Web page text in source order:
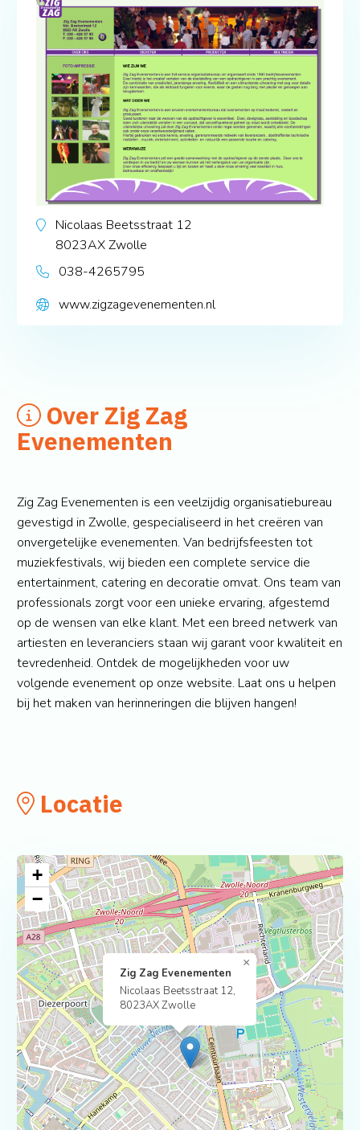
Nicolaas Beetsstraat 12
8023AXZwolle
038-4265795
www.zigzagevenementen.nl
Over Zig Zag
Evenementen
Zig Zag Evenementen is een veelzijdig organisatiebureau
gevestigd in Zwolle, gespecialiseerd in het creëren van
onvergetelijke evenementen. Van bedrijfsfeesten tot
muziekfestivals, wij bieden een complete service die
entertainment, catering en decoratie omvat. Ons team van
professionals zorgt voor een unieke ervaring, afgestemd
op de wensen van elke klant. Met een breed netwerk van
artiesten en leveranciers staan wij garant voor kwaliteit en
tevredenheid. Ontdek de mogelijkheden voor uw
volgende evenement op onze website. Laat ons u helpen
bij het maken van herinneringen die blijven hangen!
Locatie
Zig Zag Evenementen
Nicolaas Beetsstraat 12,
8023AX Zwolle
×
+
−